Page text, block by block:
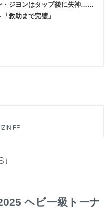
ジヨンはタップ後に失神……
救助まで完璧」
FF
ヘビー級トーナ